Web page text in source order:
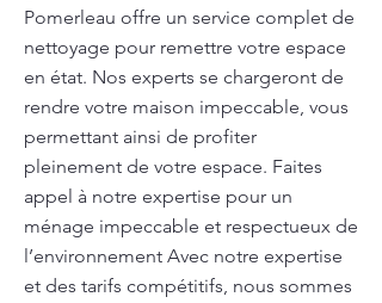
Pomerleau offre un service complet de
nettoyage pour remettre votre espace
en état. Nos experts se chargeront de
rendre votre maison impeccable, vous
permettant ainsi de profiter
pleinement de votre espace. Faites
appel à notre expertise pour un
ménage impeccable et respectueux de
l’environnement Avec notre expertise
et des tarifs compétitifs, nous sommes